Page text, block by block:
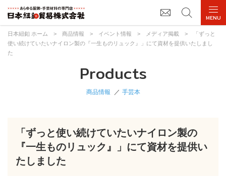
日本紐釦 ホーム > 商品情報 > イベント情報 > メディア掲載 >
「ずっと
使い続けていたいナイロン製の『一生ものリュック』」にて資材を提供いたしまし
た
Products
商品情報 手芸本
「ずっと使い続けていたいナイロン製の
『一生ものリュック』」にて資材を提供い
たしました